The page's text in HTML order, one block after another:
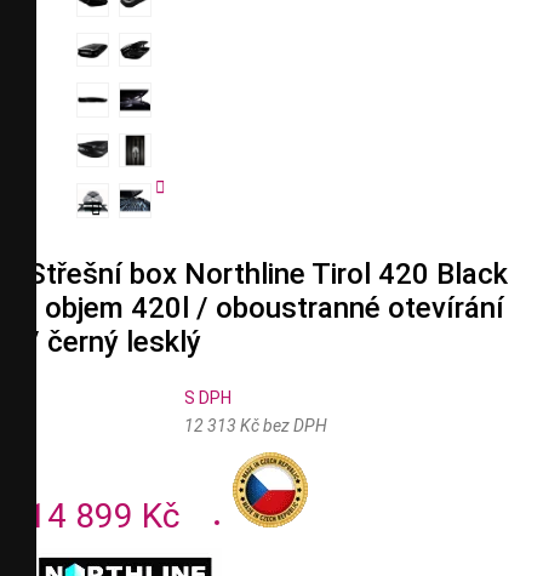


Střešní box Northline Tirol 420 Black
- objem 420l / oboustranné otevírání
/ černý lesklý
14 899 Kč
S DPH
12 313 Kč bez DPH